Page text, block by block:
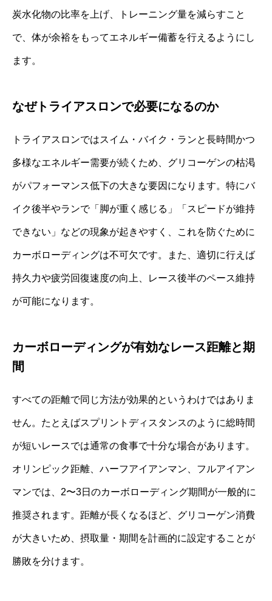
炭水化物の比率を上げ、トレーニング量を減らすこと
で、体が余裕をもってエネルギー備蓄を行えるようにし
ます。
なぜトライアスロンで必要になるのか
トライアスロンではスイム・バイク・ランと長時間かつ
多様なエネルギー需要が続くため、グリコーゲンの枯渇
がパフォーマンス低下の大きな要因になります。特にバ
イク後半やランで「脚が重く感じる」「スピードが維持
できない」などの現象が起きやすく、これを防ぐために
カーボローディングは不可欠です。また、適切に行えば
持久力や疲労回復速度の向上、レース後半のペース維持
が可能になります。
カーボローディングが有効なレース距離と期
間
すべての距離で同じ方法が効果的というわけではありま
せん。たとえばスプリントディスタンスのように総時間
が短いレースでは通常の食事で十分な場合があります。
オリンピック距離、ハーフアイアンマン、フルアイアン
マンでは、2〜3日のカーボローディング期間が一般的に
推奨されます。距離が長くなるほど、グリコーゲン消費
が大きいため、摂取量・期間を計画的に設定することが
勝敗を分けます。